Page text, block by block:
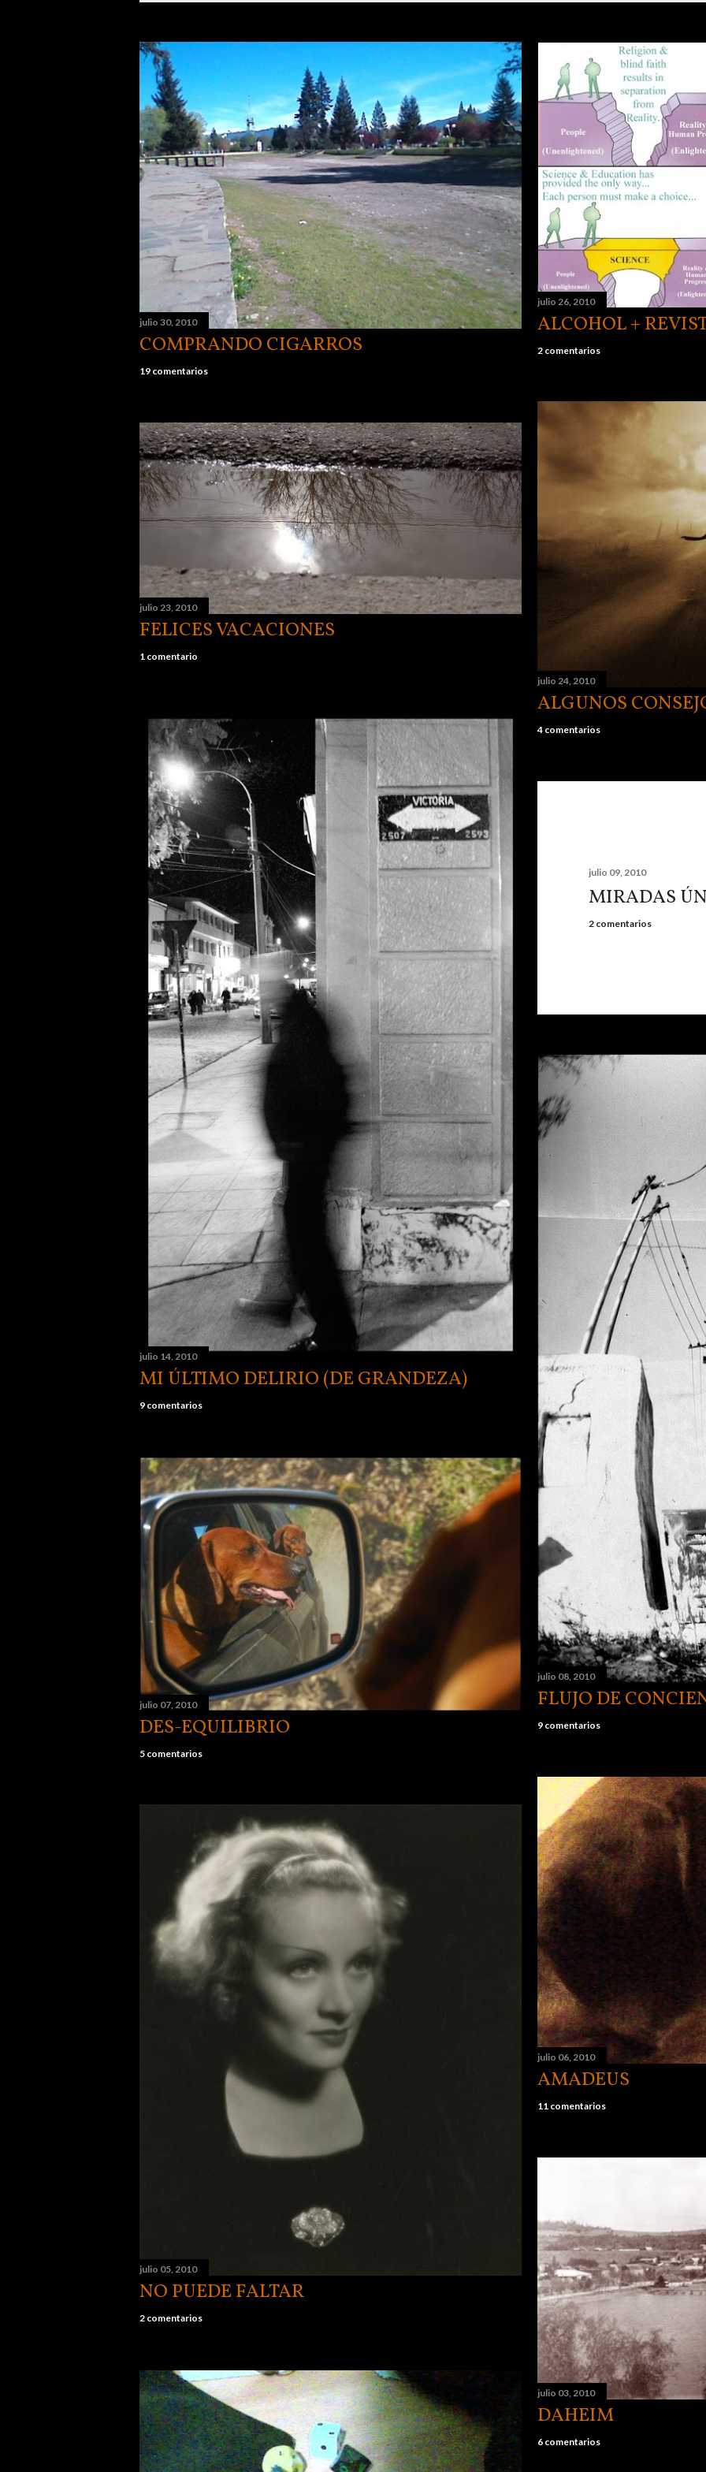
t
r
a
d
a
s
julio 30, 2010
COMPRANDO CIGARROS
19 comentarios
julio 26, 2010
ALCOHOL +
2 comentarios
julio 24, 2010
ALGUNOS
4 comentarios
julio 23, 2010
FELICES VACACIONES
1 comentario
julio 14, 2010
MI ÚLTIMO DELIRIO (DE GRANDEZA)
9 comentarios
julio 09, 2010
MIRADAS
2 comentarios
julio 08, 2010
FLUJO DE
9 comentarios
julio 07, 2010
DES-EQUILIBRIO
5 comentarios
julio 06, 2010
AMADEUS
11 comentarios
julio 05, 2010
NO PUEDE FALTAR
2 comentarios
julio 03, 2010
DAHEIM
6 comentarios